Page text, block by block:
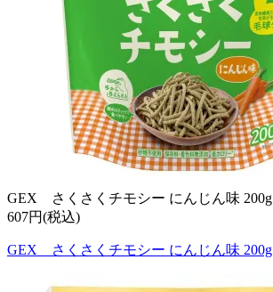
GEX さくさくチモシー にんじん味 200g
607円(税込)
GEX さくさくチモシー にんじん味 200g